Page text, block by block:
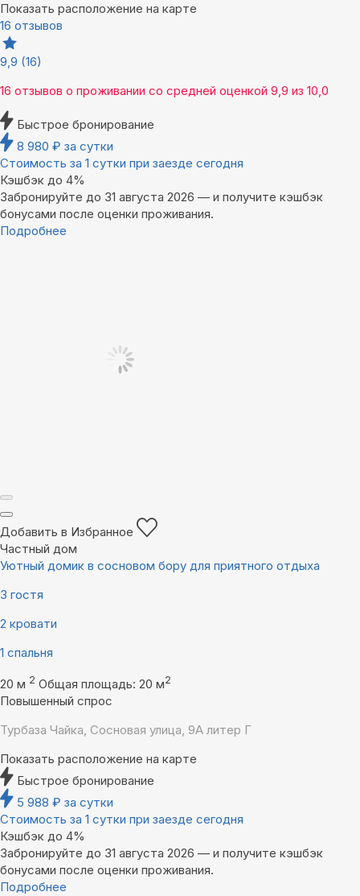
Показать расположение на карте
16 отзывов
9,9 (16)
16 отзывов о проживании со средней оценкой 9,9 из 10,0
Быстрое бронирование
8 980 ₽ за сутки
Стоимость за 1 сутки при заезде сегодня
Кэшбэк до 4%
Забронируйте до 31 августа 2026 — и получите кэшбэк
бонусами после оценки проживания.
Подробнее
Добавить в Избранное
Частный дом
Уютный домик в сосновом бору для приятного отдыха
3 гостя
2 кровати
1 спальня
20 м 2 Общая площадь: 20 м2
Повышенный спрос
Турбаза Чайка, Сосновая улица, 9А литер Г
Показать расположение на карте
Быстрое бронирование
5 988 ₽ за сутки
Стоимость за 1 сутки при заезде сегодня
Кэшбэк до 4%
Забронируйте до 31 августа 2026 — и получите кэшбэк
бонусами после оценки проживания.
Подробнее